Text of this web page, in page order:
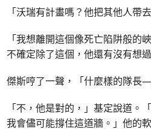
「沃瑞有計畫嗎？他把其他人帶去
「我想離開這個像死亡陷阱般的
不確定除了這個，他還有沒有想過
傑斯哼了一聲，「什麼樣的隊長
「不，他是對的，」基定說道。
我會儘可能撐住這道牆。」他的